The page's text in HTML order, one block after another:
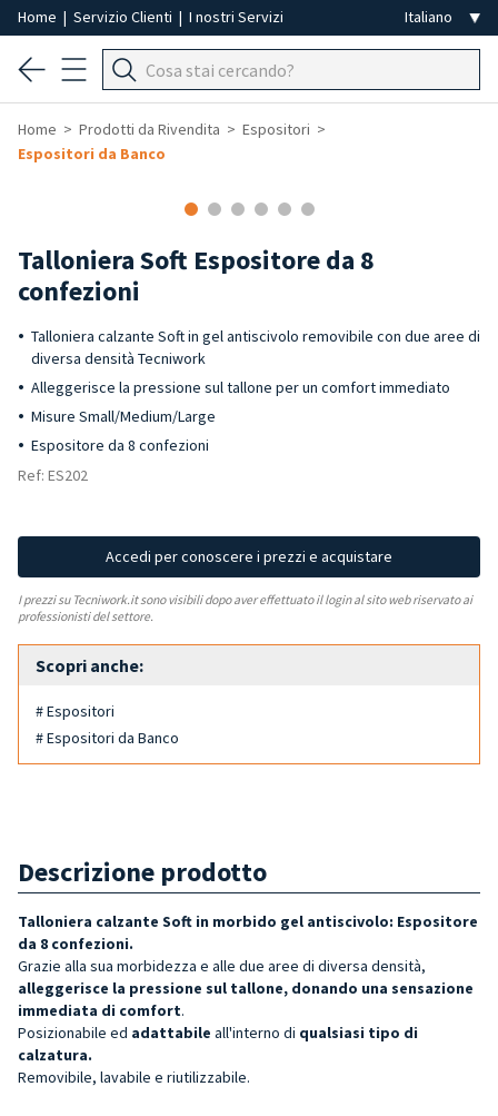
Home | Servizio Clienti | I nostri Servizi
Home Prodotti da Rivendita
Espositori
Espositori da Banco
Talloniera Soft Espositore da 8
confezioni
Talloniera calzante Soft in gel antiscivolo removibile con due aree di
diversa densità Tecniwork
Alleggerisce la pressione sul tallone per un comfort immediato
Misure Small/Medium/Large
Espositore da 8 confezioni
Ref: ES202
Accedi per conoscere i prezzi e acquistare
I prezzi su Tecniwork.it sono visibili dopo aver effettuato il login al sito web riservato ai
professionisti del settore.
Scopri anche:
# Espositori
# Espositori da Banco
Descrizione prodotto
Talloniera calzante Soft in morbido gel antiscivolo: Espositore
da 8 confezioni.
Grazie alla sua morbidezza e alle due aree di diversa densità,
alleggerisce la pressione sul tallone, donando una sensazione
immediata di comfort.
Posizionabile ed adattabile all'interno di qualsiasi tipo di
calzatura.
Removibile, lavabile e riutilizzabile.